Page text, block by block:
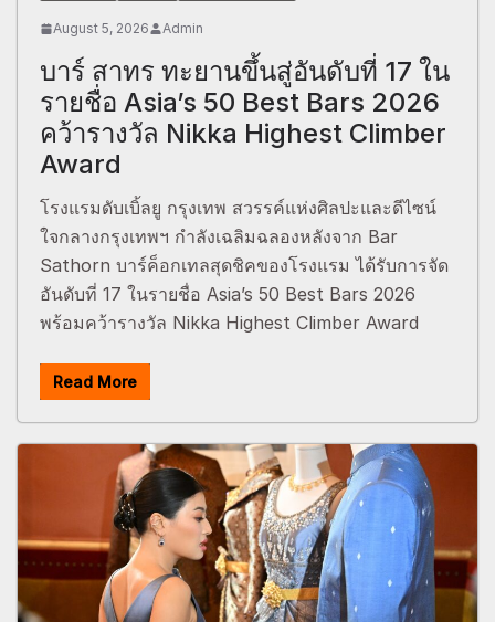
August 5, 2026 Admin
บาร์ สาทร ทะยานขึ้นสู่อันดับที่ 17 ใน
รายชื่อ Asia’s 50 Best Bars 2026
คว้ารางวัล Nikka Highest Climber
Award
โรงแรมดับเบิ้ลยู กรุงเทพ สวรรค์แห่งศิลปะและดีไซน์
ใจกลางกรุงเทพฯ กำลังเฉลิมฉลองหลังจาก Bar
Sathorn บาร์ค็อกเทลสุดชิคของโรงแรม ได้รับการจัด
อันดับที่ 17 ในรายชื่อ Asia’s 50 Best Bars 2026
พร้อมคว้ารางวัล Nikka Highest Climber Award
Read More